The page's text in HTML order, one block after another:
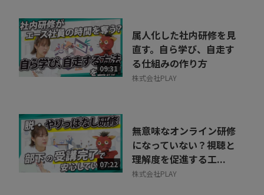
09:31
属人化した社内研修を見
直す。自ら学び、自走す
る仕組みの作り方
株式会社PLAY
07:22
無意味なオンライン研修
になっていない？視聴と
理解度を促進する工...
株式会社PLAY